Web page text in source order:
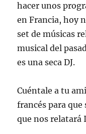
hacer unos
en Francia, hoy
set de músicas
musical del
es una seca DJ.
Cuéntale a tu
francés para
que nos relatará